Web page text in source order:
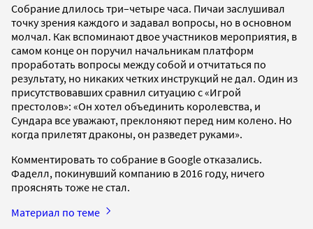
Собрание длилось три–четыре часа. Пичаи заслушивал
точку зрения каждого и задавал вопросы, но в основном
молчал. Как вспоминают двое участников мероприятия, в
самом конце он поручил начальникам платформ
проработать вопросы между собой и отчитаться по
результату, но никаких четких инструкций не дал. Один из
присутствовавших сравнил ситуацию с «Игрой
престолов»: «Он хотел объединить королевства, и
Сундара все уважают, преклоняют перед ним колено. Но
когда прилетят драконы, он разведет руками».
Комментировать то собрание в Google отказались.
Фаделл, покинувший компанию в 2016 году, ничего
прояснять тоже не стал.
Материал по теме